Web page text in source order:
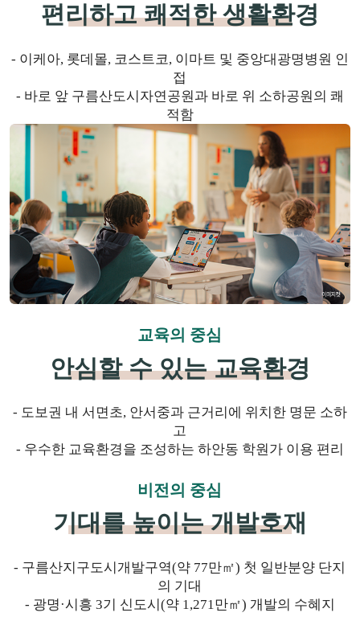
편리하고 쾌적한 생활환경
- 이케아, 롯데몰, 코스트코, 이마트 및 중앙대광명병원 인
접
- 바로 앞 구름산도시자연공원과 바로 위 소하공원의 쾌
적함
교육의 중심
안심할 수 있는 교육환경
- 도보권 내 서면초, 안서중과 근거리에 위치한 명문 소하
고
- 우수한 교육환경을 조성하는 하안동 학원가 이용 편리
비전의 중심
기대를 높이는 개발호재
- 구름산지구도시개발구역(약 77만㎡) 첫 일반분양 단지
의 기대
- 광명·시흥 3기 신도시(약 1,271만㎡) 개발의 수혜지